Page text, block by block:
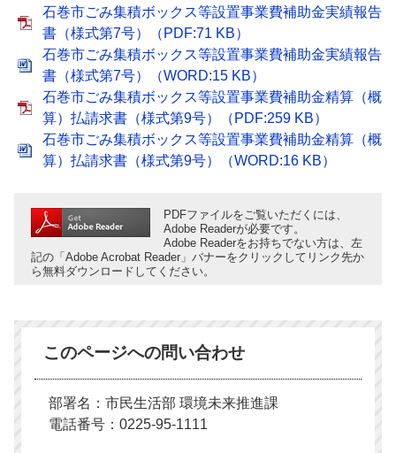
石巻市ごみ集積ボックス等設置事業費補助金実績報告
書（様式第7号）（PDF:71 KB）
石巻市ごみ集積ボックス等設置事業費補助金実績報告
書（様式第7号）（WORD:15 KB）
石巻市ごみ集積ボックス等設置事業費補助金精算（概
算）払請求書（様式第9号）（PDF:259 KB）
石巻市ごみ集積ボックス等設置事業費補助金精算（概
算）払請求書（様式第9号）（WORD:16 KB）
PDFファイルをご覧いただくには、
Adobe Readerが必要です。
Adobe Readerをお持ちでない方は、左
記の「Adobe Acrobat Reader」バナーをクリックしてリンク先か
ら無料ダウンロードしてください。
このページへの問い合わせ
部署名：市民生活部 環境未来推進課
電話番号：0225-95-1111